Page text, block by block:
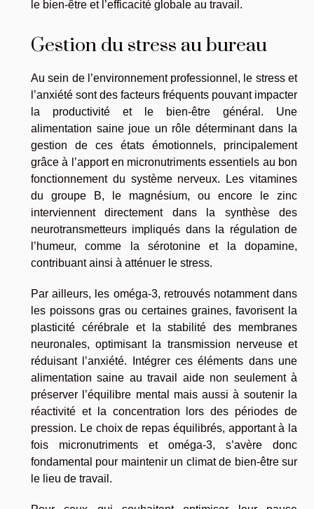
le bien-être et l’efficacité globale au travail.
Gestion du stress au bureau
Au sein de l’environnement professionnel, le stress et
l’anxiété sont des facteurs fréquents pouvant impacter
la productivité et le bien-être général. Une
alimentation saine joue un rôle déterminant dans la
gestion de ces états émotionnels, principalement
grâce à l’apport en micronutriments essentiels au bon
fonctionnement du système nerveux. Les vitamines
du groupe B, le magnésium, ou encore le zinc
interviennent directement dans la synthèse des
neurotransmetteurs impliqués dans la régulation de
l’humeur, comme la sérotonine et la dopamine,
contribuant ainsi à atténuer le stress.
Par ailleurs, les oméga-3, retrouvés notamment dans
les poissons gras ou certaines graines, favorisent la
plasticité cérébrale et la stabilité des membranes
neuronales, optimisant la transmission nerveuse et
réduisant l’anxiété. Intégrer ces éléments dans une
alimentation saine au travail aide non seulement à
préserver l’équilibre mental mais aussi à soutenir la
réactivité et la concentration lors des périodes de
pression. Le choix de repas équilibrés, apportant à la
fois micronutriments et oméga-3, s’avère donc
fondamental pour maintenir un climat de bien-être sur
le lieu de travail.